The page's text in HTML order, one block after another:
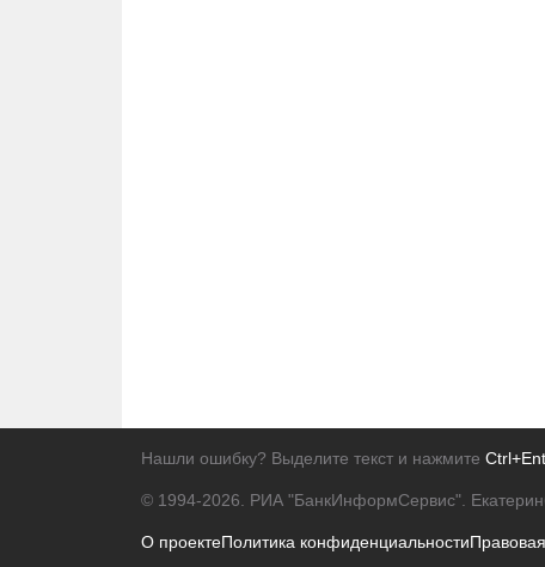
Нашли ошибку? Выделите текст и нажмите
© 1994-2026. РИА "БанкИнформСервис".
О проектеПолитика конфиденциальности